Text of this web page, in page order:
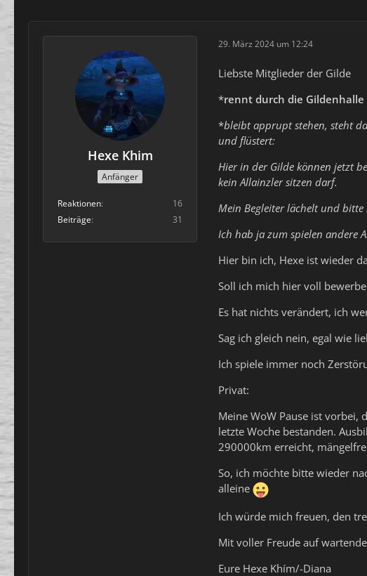
Hexe Khim
Anfänger
Reaktionen
16
Beiträge
31
29. März 2024 um 12:24
Liebste Mitglieder der Gilde
*rennt durch die
*bleibt apprupt stehen, steht
und flüstert:
Hier in der Gilde können jetzt
kein Allainzler sitzen darf.
Mein Begleiter lächelt und
Ich hab ja zum spielen andere
Hier bin ich, Hexe ist wieder
Soll ich mich hier voll
Es hat nichts verändert, ich
Sag ich gleich nein, egal wie
Ich spiele immer noch
Privat:
Meine WoW Pause ist vorbei,
letzte Woche bestanden.
290000km erreicht,
So, ich möchte bitte wieder
alleine
Ich würde mich freuen, den
Mit voller Freude auf
Eure Hexe Khím/-Diana